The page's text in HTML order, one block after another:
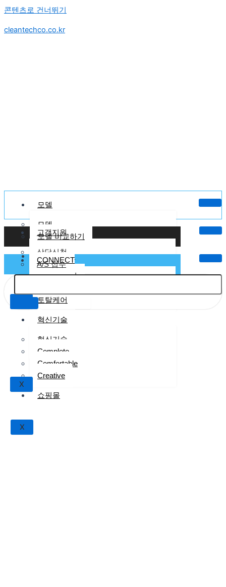
콘텐츠로 건너뛰기
cleantechco.co.kr
모델
모델
모델 비교하기
크린텍케어
크린텍 케어
토탈케어
혁신기술
혁신기술
Complete
Comfortable
Creative
쇼핑몰
X
고객지원
상담신청
A/S 접수
CONNECT
X